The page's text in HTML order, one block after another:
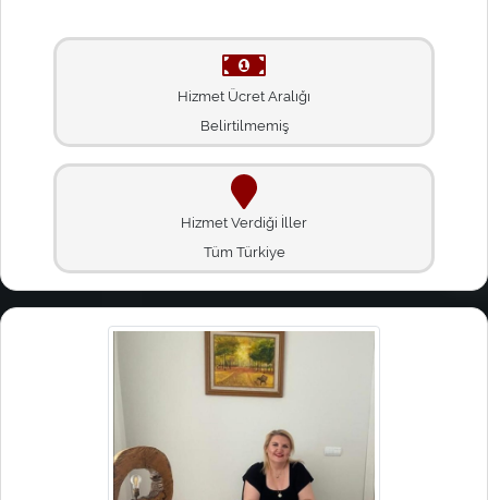
Hizmet Ücret Aralığı
Belirtilmemiş
Hizmet Verdiği İller
Tüm Türkiye